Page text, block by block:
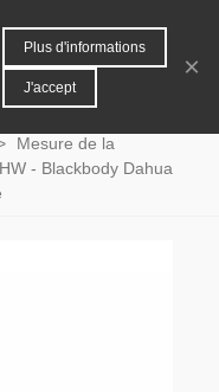
0 MENU
Mesure de la
- Blackbody Dahua
Plus d'informations
J'accept
×